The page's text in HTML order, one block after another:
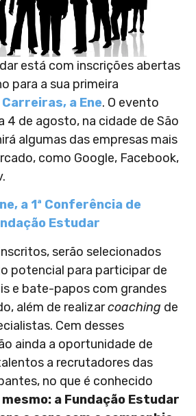
está com inscrições abertas
para a sua primeira
a Ene. O evento
4 de agosto, na cidade de São
algumas das empresas mais
como Google, Facebook,
a 1ª Conferência de
Estudar
serão selecionados
potencial para participar de
e bate-papos com grandes
além de realizarcoaching de
Cem desses
ainda a oportunidade de
a recrutadores das
no que é conhecido
a Fundação Estudar